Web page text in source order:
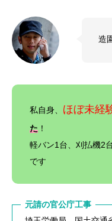
造
私自身、 ほぼ未経
た ！
軽バン1台、刈払機2
です
元請の官公庁工事